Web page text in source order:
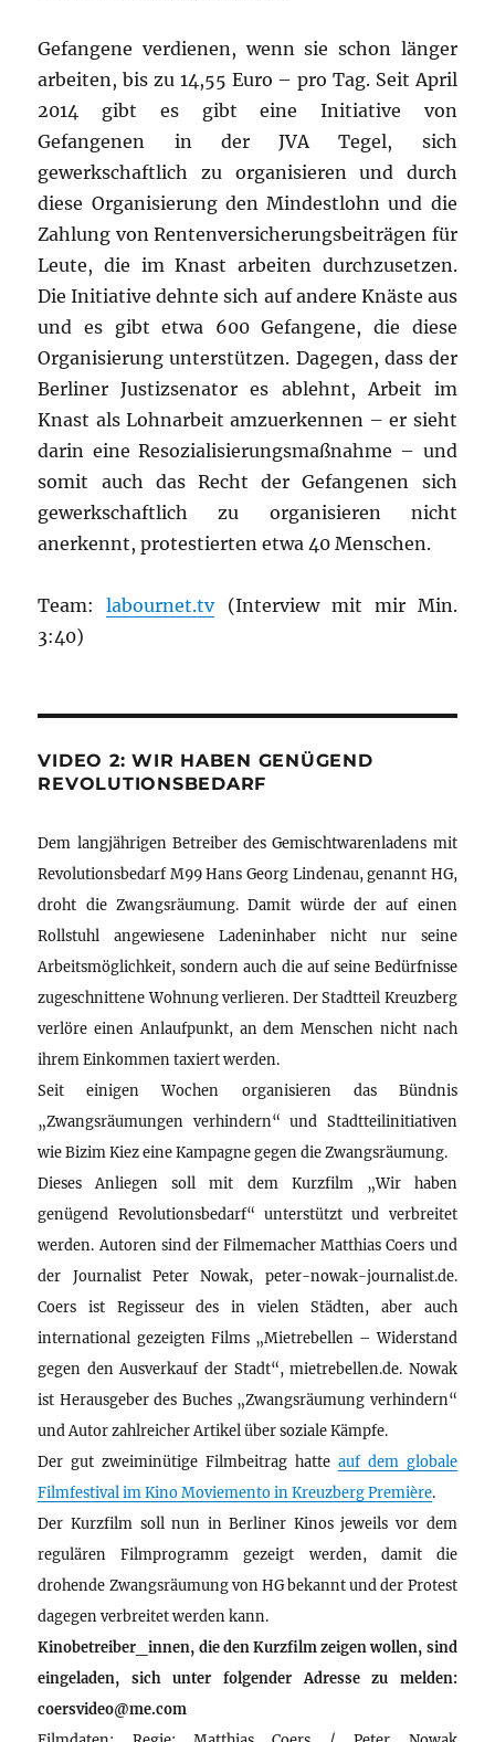
Gefangene verdienen, wenn sie schon länger
arbeiten, bis zu 14,55 Euro – pro Tag. Seit April
2014 gibt es gibt eine Initiative von
Gefangenen in der JVA Tegel, sich
gewerkschaftlich zu organisieren und durch
diese Organisierung den Mindestlohn und die
Zahlung von Rentenversicherungsbeiträgen für
Leute, die im Knast arbeiten durchzusetzen.
Die Initiative dehnte sich auf andere Knäste aus
und es gibt etwa 600 Gefangene, die diese
Organisierung unterstützen. Dagegen, dass der
Berliner Justizsenator es ablehnt, Arbeit im
Knast als Lohnarbeit amzuerkennen – er sieht
darin eine Resozialisierungsmaßnahme – und
somit auch das Recht der Gefangenen sich
gewerkschaftlich zu organisieren nicht
anerkennt, protestierten etwa 40 Menschen.
Team:labournet.tv(Interview mit mir Min.
3:40)
VIDEO 2: WIR HABEN GENÜGEND
REVOLUTIONSBEDARF
Dem langjährigen Betreiber des Gemischtwarenladens mit
Revolutionsbedarf M99 Hans Georg Lindenau, genannt HG,
droht die Zwangsräumung. Damit würde der auf einen
Rollstuhl angewiesene Ladeninhaber nicht nur seine
Arbeitsmöglichkeit, sondern auch die auf seine Bedürfnisse
zugeschnittene Wohnung verlieren. Der Stadtteil Kreuzberg
verlöre einen Anlaufpunkt, an dem Menschen nicht nach
ihrem Einkommen taxiert werden.
Seit einigen Wochen organisieren das Bündnis
„Zwangsräumungen verhindern“ und Stadtteilinitiativen
wie Bizim Kiez eine Kampagne gegen die Zwangsräumung.
Dieses Anliegen soll mit dem Kurzfilm „Wir haben
genügend Revolutionsbedarf“ unterstützt und verbreitet
werden. Autoren sind der Filmemacher Matthias Coers und
der Journalist Peter Nowak, peter-nowak-journalist.de.
Coers ist Regisseur des in vielen Städten, aber auch
international gezeigten Films „Mietrebellen – Widerstand
gegen den Ausverkauf der Stadt“, mietrebellen.de. Nowak
ist Herausgeber des Buches „Zwangsräumung verhindern“
und Autor zahlreicher Artikel über soziale Kämpfe.
Der gut zweiminütige Filmbeitrag hatte auf dem globale
Filmfestival im Kino Moviemento in Kreuzberg Première.
Der Kurzfilm soll nun in Berliner Kinos jeweils vor dem
regulären Filmprogramm gezeigt werden, damit die
drohende Zwangsräumung von HG bekannt und der Protest
dagegen verbreitet werden kann.
Kinobetreiber_innen, die den Kurzfilm zeigen wollen, sind
eingeladen, sich unter folgender Adresse zu melden:
coersvideo@me.com